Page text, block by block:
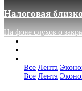
Налоговая
На фоне слухов о
Все Лента
Все Лента